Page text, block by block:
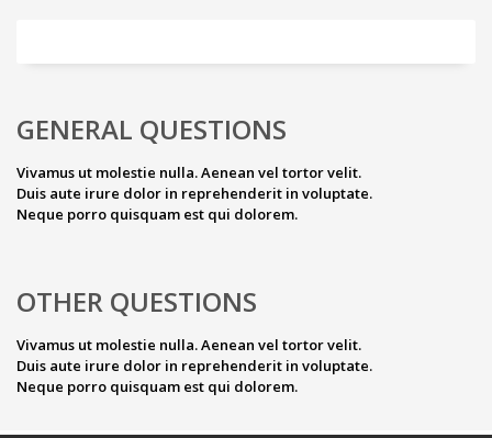
GENERAL QUESTIONS
Vivamus ut molestie nulla. Aenean vel tortor velit.
Duis aute irure dolor in reprehenderit in voluptate.
Neque porro quisquam est qui dolorem.
OTHER QUESTIONS
Vivamus ut molestie nulla. Aenean vel tortor velit.
Duis aute irure dolor in reprehenderit in voluptate.
Neque porro quisquam est qui dolorem.